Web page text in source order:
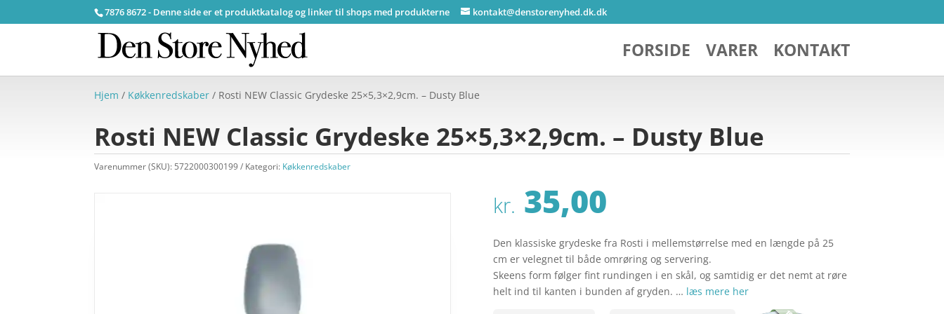
7876 8672 - Denne side er et produktkatalog og linker til shops med produkterne kontakt@denstorenyhed.dk.dk
FORSIDE VARER KONTAKT
Hjem / Køkkenredskaber / Rosti NEW Classic Grydeske 25×5,3×2,9cm. – Dusty Blue
Rosti NEW Classic Grydeske 25×5,3×2,9cm. – Dusty Blue
Varenummer (SKU): 5722000300199 Kategori: Køkkenredskaber
kr. 35,00
Den klassiske grydeske fra Rosti i mellemstørrelse med en længde på 25
cm er velegnet til både omrøring og servering.
Skeens form følger fint rundingen i en skål, og samtidig er det nemt at røre
helt ind til kanten i bunden af gryden. … læs mere her